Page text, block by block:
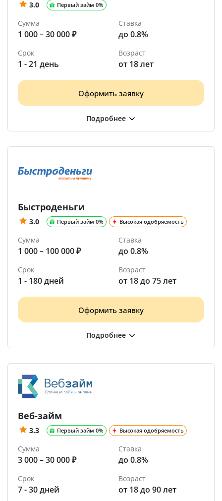
3.0 Первый займ 0%
Сумма
1 000 – 30 000 ₽
Ставка
до 0.8%
Срок
1 - 21 день
Возраст
от 18 лет
Оформить заявку
Быстроденьги
3.0 Первый займ 0% Высокая одобряемость
Сумма
1 000 – 100 000 ₽
Ставка
до 0.8%
Срок
1 - 180 дней
Возраст
от 18 до 75 лет
Оформить заявку
Веб-займ
3.3 Первый займ 0% Высокая одобряемость
Сумма
3 000 – 30 000 ₽
Ставка
до 0.8%
Срок
7 - 30 дней
Возраст
от 18 до 90 лет